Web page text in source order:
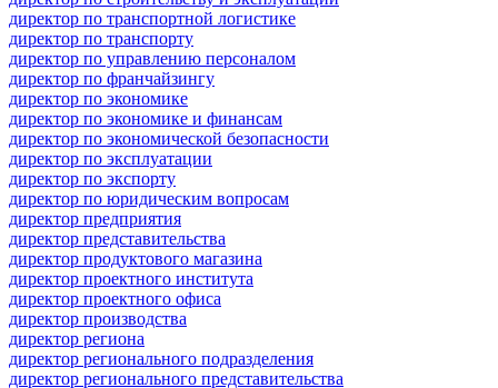
директор по транспортной логистике
директор по транспорту
директор по управлению персоналом
директор по франчайзингу
директор по экономике
директор по экономике и финансам
директор по экономической безопасности
директор по эксплуатации
директор по экспорту
директор по юридическим вопросам
директор предприятия
директор представительства
директор продуктового магазина
директор проектного института
директор проектного офиса
директор производства
директор региона
директор регионального подразделения
директор регионального представительства